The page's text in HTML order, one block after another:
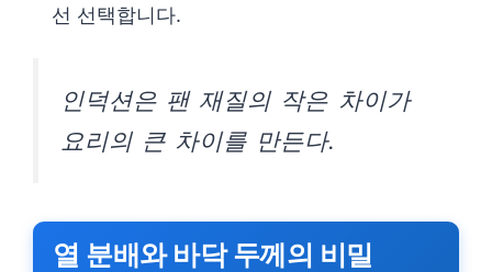
선 선택합니다.
인덕션은 팬 재질의 작은 차이가
요리의 큰 차이를 만든다.
열 분배와 바닥 두께의 비밀